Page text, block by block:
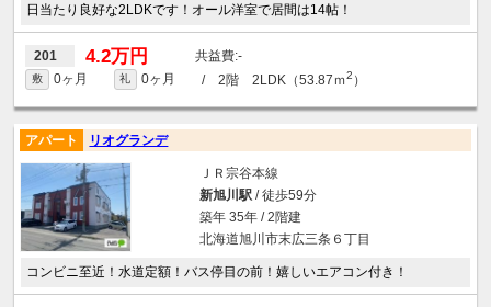
日当たり良好な2LDKです！オール洋室で居間は14帖！
201 4.2万円 -
敷 0ヶ月 礼 0ヶ月 / 2階 2LDK（53.87ｍ2 ）
アパート リオグランデ
ＪＲ宗谷本線
新旭川駅/ 徒歩59分
築年 35年 / 2階建
北海道旭川市末広三条６丁目
コンビニ至近！水道定額！バス停目の前！嬉しいエアコン付き！